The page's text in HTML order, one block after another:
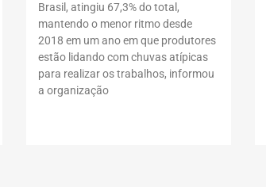
Brasil, atingiu 67,3% do total,
mantendo o menor ritmo desde
2018 em um ano em que produtores
estão lidando com chuvas atípicas
para realizar os trabalhos, informou
a organização